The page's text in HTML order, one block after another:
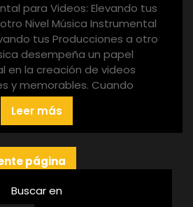
para Videos: Elevando tus
Nivel Música Instrumental
tus Producciones a otro
desempeña un papel
en la creación de videos
y memorables. Cuando
Leer más
página
Buscar en